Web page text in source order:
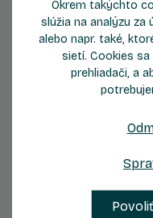
2
Okrem takýchto
slúžia na analýzu za
alebo napr. také,
sietí. Cookies sa
prehliadači, a